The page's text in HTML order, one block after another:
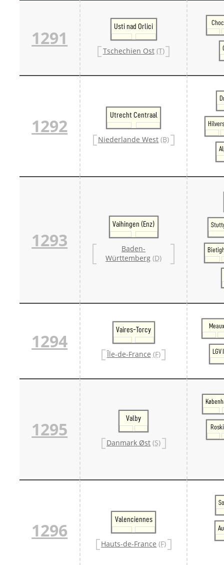
1291
Usti nad Orlici
Tschechien Ost (T)
1292
Utrecht Centraal
Niederlande West (B)
1293
Vaihingen (Enz)
Baden-
Württemberg (D)
1294
Vaires-Torcy
Île-de-France (F)
Meaux
1295
Valby
Danmark Øst (S)
1296
Valenciennes
Hauts-de-France (F)